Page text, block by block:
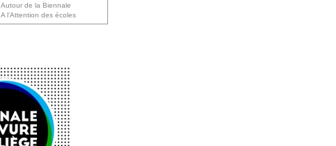
Autour de la Biennale
A l’Attention des écoles